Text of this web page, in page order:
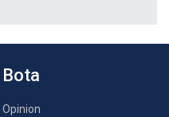
Bota
Opinion